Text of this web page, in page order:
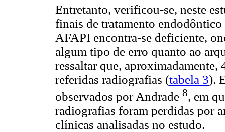
Entretanto, verificou-se, neste
finais de tratamento
AFAPI encontra-se deficiente,
algum tipo de erro quanto ao
ressaltar que,
referidas radiografias (tabela 3).
observados por Andrade 8, em
radiografias foram perdidas por
clínicas analisadas no estudo.